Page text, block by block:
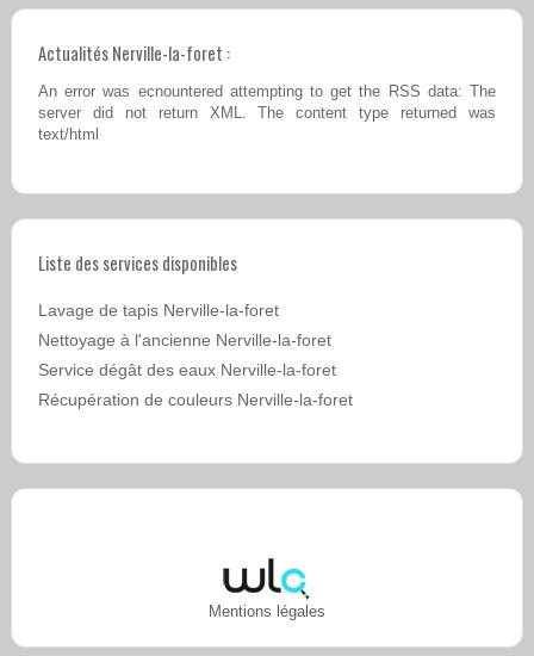
Actualités Nerville-la-foret :
An error was ecnountered attempting to get the RSS data: The
server did not return XML. The content type returned was
text/html
Liste des services disponibles
Lavage de tapis Nerville-la-foret
Nettoyage à l'ancienne Nerville-la-foret
Service dégât des eaux Nerville-la-foret
Récupération de couleurs Nerville-la-foret
Mentions légales